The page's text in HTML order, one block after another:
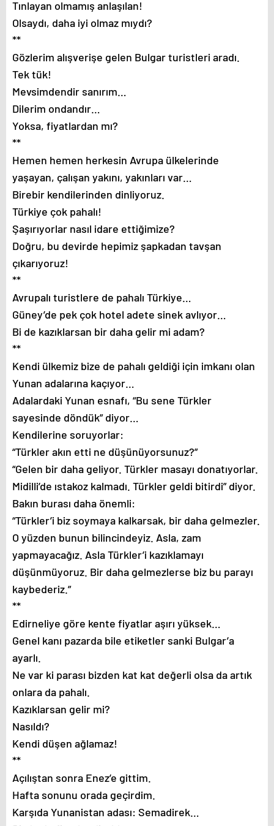
Tınlayan olmamış anlaşılan!
Olsaydı, daha iyi olmaz mıydı?
**
Gözlerim alışverişe gelen Bulgar turistleri aradı.
Tek tük!
Mevsimdendir sanırım…
Dilerim ondandır…
Yoksa, fiyatlardan mı?
**
Hemen hemen herkesin Avrupa ülkelerinde
yaşayan, çalışan yakını, yakınları var…
Birebir kendilerinden dinliyoruz.
Türkiye çok pahalı!
Şaşırıyorlar nasıl idare ettiğimize?
Doğru, bu devirde hepimiz şapkadan tavşan
çıkarıyoruz!
**
Avrupalı turistlere de pahalı Türkiye…
Güney’de pek çok hotel adete sinek avlıyor…
Bi de kazıklarsan bir daha gelir mi adam?
**
Kendi ülkemiz bize de pahalı geldiği için imkanı olan
Yunan adalarına kaçıyor…
Adalardaki Yunan esnafı, “Bu sene Türkler
sayesinde döndük” diyor…
Kendilerine soruyorlar:
“Türkler akın etti ne düşünüyorsunuz?”
“Gelen bir daha geliyor. Türkler masayı donatıyorlar.
Midilli’de ıstakoz kalmadı. Türkler geldi bitirdi” diyor.
Bakın burası daha önemli:
“Türkler’i biz soymaya kalkarsak, bir daha gelmezler.
O yüzden bunun bilincindeyiz. Asla, zam
yapmayacağız. Asla Türkler’i kazıklamayı
düşünmüyoruz. Bir daha gelmezlerse biz bu parayı
kaybederiz.”
**
Edirneliye göre kente fiyatlar aşırı yüksek…
Genel kanı pazarda bile etiketler sanki Bulgar’a
ayarlı.
Ne var ki parası bizden kat kat değerli olsa da artık
onlara da pahalı.
Kazıklarsan gelir mi?
Nasıldı?
Kendi düşen ağlamaz!
**
Açılıştan sonra Enez’e gittim.
Hafta sonunu orada geçirdim.
Karşıda Yunanistan adası: Semadirek…